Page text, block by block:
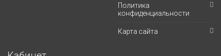
Политика
конфиденциальности
Карта сайта